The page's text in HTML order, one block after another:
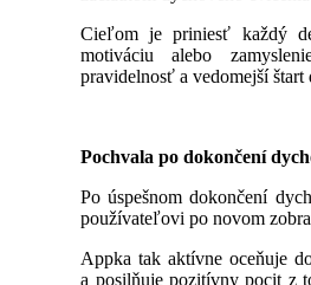
Cieľom je priniesť každý
motiváciu alebo
pravidelnosť a vedomejší štart
Pochvala po dokončení
Po úspešnom dokončení
používateľovi po novom
Appka tak aktívne oceňuje
a posilňuje pozitívny pocit z